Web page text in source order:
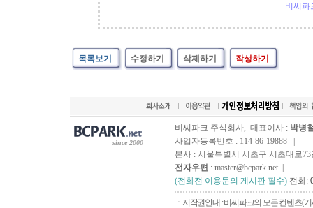
비씨파
목록보기 수정하기 삭제하기 작성하기
since 2000
비씨파크 주식회사, 대표이사 : 박병
사업자등록번호 : 114-86-19888 |
본사 : 서울특별시 서초구 서초대로73
전자우편 : master@bcpark.net |
(전화전 이용문의 게시판 필수) 전화:
ㆍ저작권안내 : 비씨파크의 모든 컨텐츠(